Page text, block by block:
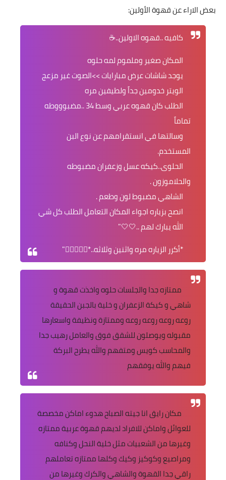
بعض الاراء عن قهوة الأولين:
كافيه ..قهوه الاولين..☕️
المكان صغير وملموم لمه حلوه
يوجد شاشات عرض مبارايات >>الصوت غير مزعج
الويتر خدومين جداً ولطيفين مره
الطلب كان قهوه عربي وسط 34 ..مضبوووطه
تماماً
وسالتها في انستقرامهم عن نوع البن
المستخدم.
الحلوى..كيكه عسل وزعفران مضبوطه
والحلاموزون .
الشاهي مضبوط لون وطعم .
انصح بزياره اجواء المكان التعامل الطلب كل شي
الله يبارك لهم ..🤍🤍"
*أكرر الزياره مره واثنين وثلاثه..*✊🏻✊🏻🤍"
ممتازه جدا والجلسات حلوه واخذت قهوة و
شاهي و كيكة الزعفران و خلية بالجبن الحقيقة
روعه روعه روعه روعه وممتازة ونظيفة واسعارها
مقبوله ويوصلون للشقق فوق والعامل رهيب جدا
والمحاسب كويس ومتفهم والله يطرح البركة
فيهم والله يوفقهم
مكان رايق انا جيته الصباح هدوء اماكن مخصصة
للعوائل واماكن للافراد لديهم قهوة عربية ممتازه
وغيرها من الشعبيات مثل خلية النحل وكنافه
ومراصيع وكوكيز وكيك وكلها ممتازه تعاملهم
راقي جدا القهوة والشاهي والكرك وغيرها من